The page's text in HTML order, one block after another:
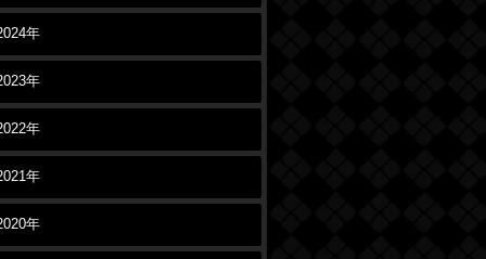
年
年
年
年
年